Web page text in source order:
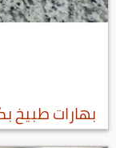
بهارات طبيخ